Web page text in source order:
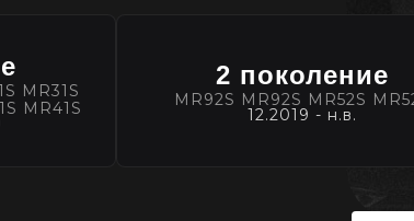
MR31S
MR41S
2 поколение
MR92S MR92S MR52S
12.2019 - н.в.